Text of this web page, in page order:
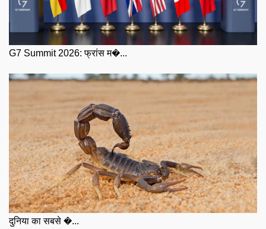
G7 Summit 2026: फ्रांस म�...
दुनिया का सबसे �...